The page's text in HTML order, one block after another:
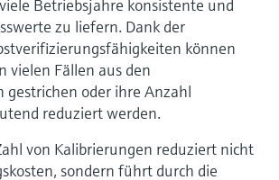
und
finden
Druck
Härte, Eisen,
Betriebsjahre konsistente und
zu liefern. Dank der
können
vielen Fällen aus den
gestrichen oder ihre Anzahl
reduziert werden.
von Kalibrierungen reduziert nicht
sondern führt durch die